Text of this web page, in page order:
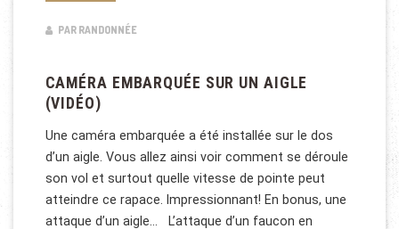
PAR RANDONNÉE
CAMÉRA EMBARQUÉE SUR UN AIGLE
(VIDÉO)
Une caméra embarquée a été installée sur le dos
d’un aigle. Vous allez ainsi voir comment se déroule
son vol et surtout quelle vitesse de pointe peut
atteindre ce rapace. Impressionnant! En bonus, une
attaque d’un aigle… L’attaque d’un faucon en